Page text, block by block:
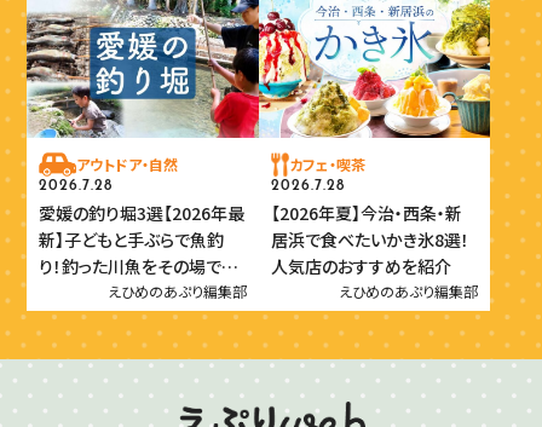
アウトドア・自然
2026.7.28
愛媛の釣り堀3選【2026年最
新】子どもと手ぶらで魚釣
り！釣った川魚をその場で味
えひめのあぷり編集部
カフェ・喫茶
2026.7.28
【2026年夏】今治・西条・新
居浜で食べたいかき氷8選！
人気店のおすすめを紹介
えひめのあぷり編集部